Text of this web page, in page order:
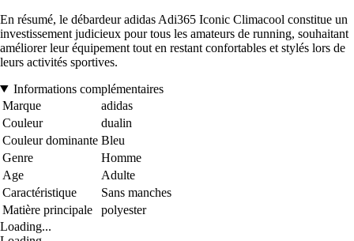
En résumé, le débardeur adidas Adi365 Iconic Climacool constitue un
investissement judicieux pour tous les amateurs de running, souhaitant
améliorer leur équipement tout en restant confortables et stylés lors de
leurs activités sportives.
Informations complémentaires
Marque
adidas
Couleur
dualin
Couleur dominante Bleu
Genre
Homme
Age
Adulte
Caractéristique
Sans manches
Matière principale
polyester
Loading...